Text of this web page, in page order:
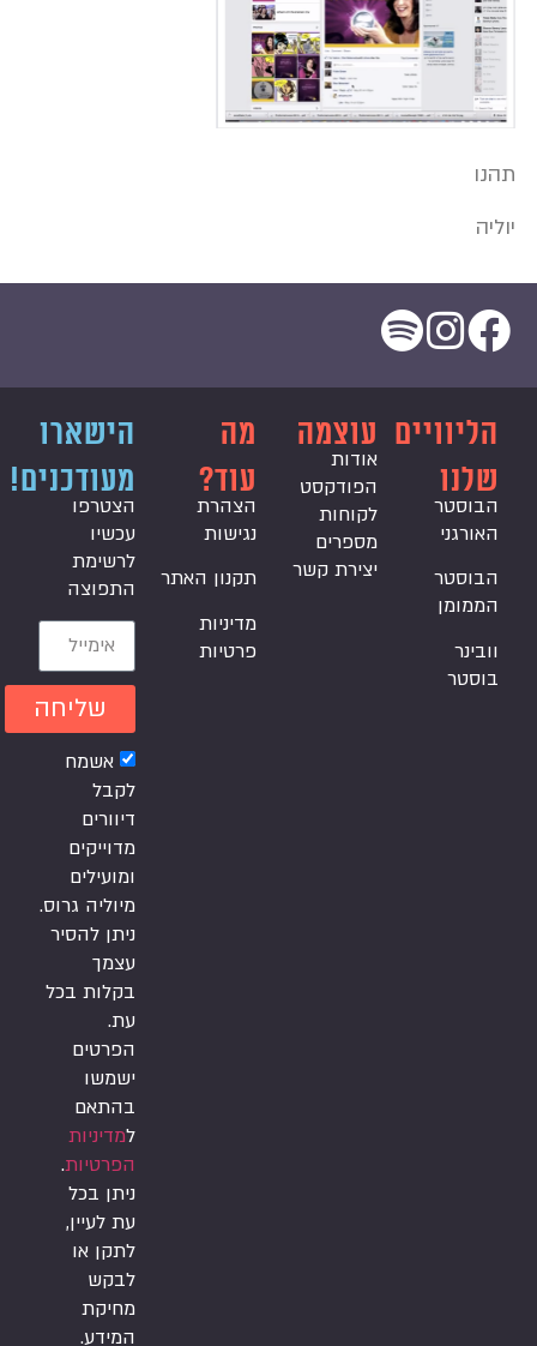
תהנו
יוליה
הליוויים
שלנו
הבוסטר
האורגני
הבוסטר
הממומן
וובינר
בוסטר
עוצמה
אודות
הפודקסט
לקוחות
מספרים
יצירת קשר
מה
עוד?
הצהרת
נגישות
תקנון האתר
מדיניות
פרטיות
הישארו
מעודכנים!
הצטרפו
עכשיו
לרשימת
התפוצה
אשמח
לקבל
דיוורים
מדוייקים
ומועילים
מיוליה גרוס.
ניתן להסיר
עצמך
בקלות בכל
עת.
הפרטים
ישמשו
בהתאם
למדיניות
הפרטיות.
ניתן בכל
עת לעיין,
לתקן או
לבקש
מחיקת
המידע.
שליחה